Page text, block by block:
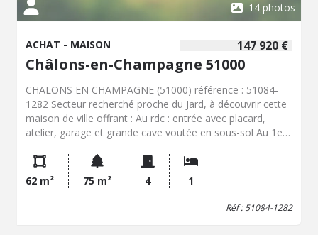
14 photos
147 920 €
ACHAT - MAISON
Châlons-en-Champagne 51000
CHALONS EN CHAMPAGNE (51000) référence : 51084-
1282 Secteur recherché proche du Jard, à découvrir cette
maison de ville offrant : Au rdc : entrée avec placard,
atelier, garage et grande cave voutée en sous-sol Au 1er :
avec placard aménagé, salle de douche et WC
indépendant Au dernier niveau : une pièce palière et un
bureau Possibilité de louer un jardin à proximité !
Diagnostique de Performance Énergétique = Classe
62 m² 75 m² 4 1
Réf : 51084-1282